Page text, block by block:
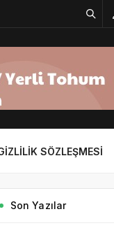
SÖZLEŞMESI
Son Yazılar